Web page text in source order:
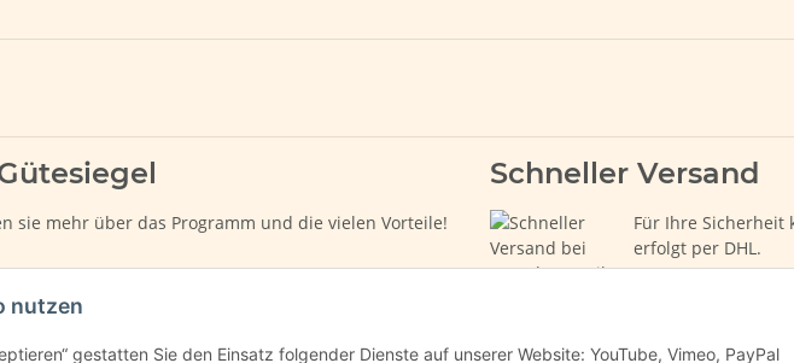
sie mehr über das Programm und die vielen Vorteile!
Schneller Versand
Für Ihre Sicherheit
erfolgt per DHL.
nutzen
gestatten Sie den Einsatz folgender Dienste auf unserer Website: YouTube, Vimeo, PayPal